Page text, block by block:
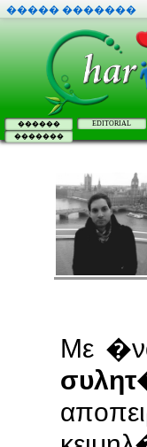
����� �������
������ EDITORIAL
�������
Με